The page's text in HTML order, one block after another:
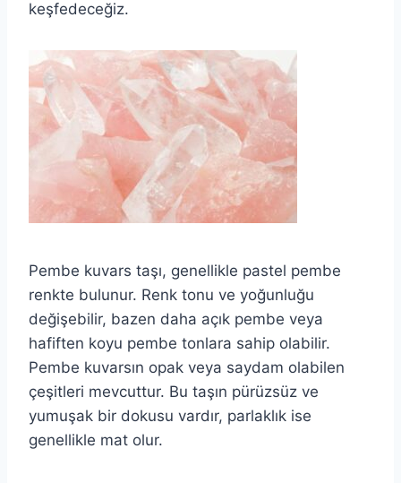
keşfedeceğiz.
Pembe kuvars taşı, genellikle pastel pembe
renkte bulunur. Renk tonu ve yoğunluğu
değişebilir, bazen daha açık pembe veya
hafiften koyu pembe tonlara sahip olabilir.
Pembe kuvarsın opak veya saydam olabilen
çeşitleri mevcuttur. Bu taşın pürüzsüz ve
yumuşak bir dokusu vardır, parlaklık ise
genellikle mat olur.